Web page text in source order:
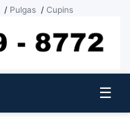
/ Pulgas / Cupins
☰